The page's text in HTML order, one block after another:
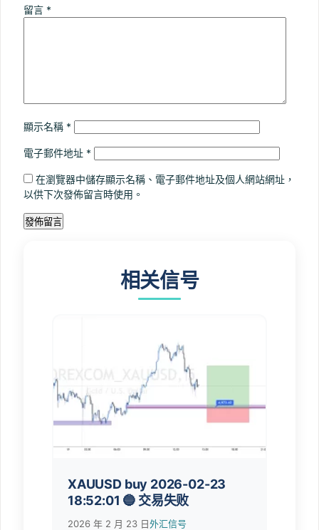
留言 *
顯示名稱 *
電子郵件地址 *
在瀏覽器中儲存顯示名稱、電子郵件地址及個人網站網址，
以供下次發佈留言時使用。
相关信号
XAUUSD buy 2026-02-23
18:52:01 🔵 交易失败
2026 年 2 月 23 日外汇信号